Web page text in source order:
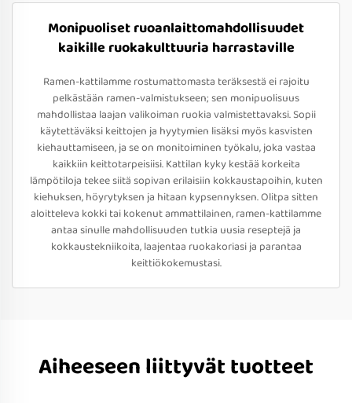
Monipuoliset ruoanlaittomahdollisuudet
kaikille ruokakulttuuria harrastaville
Ramen-kattilamme rostumattomasta teräksestä ei rajoitu
pelkästään ramen-valmistukseen; sen monipuolisuus
mahdollistaa laajan valikoiman ruokia valmistettavaksi. Sopii
käytettäväksi keittojen ja hyytymien lisäksi myös kasvisten
kiehauttamiseen, ja se on monitoiminen työkalu, joka vastaa
kaikkiin keittotarpeisiisi. Kattilan kyky kestää korkeita
lämpötiloja tekee siitä sopivan erilaisiin kokkaustapoihin, kuten
kiehuksen, höyrytyksen ja hitaan kypsennyksen. Olitpa sitten
aloitteleva kokki tai kokenut ammattilainen, ramen-kattilamme
antaa sinulle mahdollisuuden tutkia uusia reseptejä ja
kokkaustekniikoita, laajentaa ruokakoriasi ja parantaa
keittiökokemustasi.
Aiheeseen liittyvät tuotteet